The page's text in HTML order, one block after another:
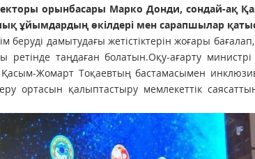
орынбасары Марко Донди, сондай-ақ
ұйымдардың өкілдері мен сарапшылар
дамытудағы жетістіктерін жоғары бағалап,
ретінде таңдаған болатын.Оқу-ағарту
Жомарт Тоқаевтың бастамасымен
ортасын қалыптастыру мемлекеттік